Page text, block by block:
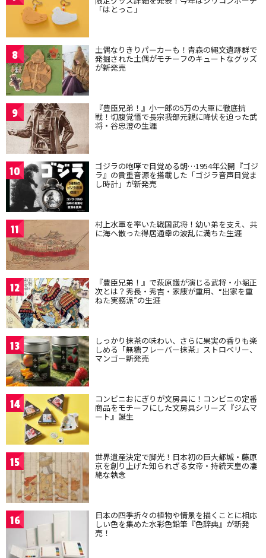
「はとっこ」
8 土偶なりきりパーカーも！青森の縄文遺跡群で
発掘された土偶がモチーフのキュートなグッズ
が新発売
9 『豊臣兄弟！』小一郎の5万の大軍に徹底抗
戦！切腹覚悟で長宗我部元親に降伏を迫った武
将・谷忠澄の生涯
10 ゴジラの咆哮で目覚める朝…1954年公開『ゴジ
ラ』の貴重音源を搭載した「ゴジラ音声目覚ま
し時計」が新発売
11 村上水軍を率いた戦国武将！幼い弟を支え、共
に海へ散った得居通幸の波乱に満ちた生涯
12 『豊臣兄弟！』で萩原護が演じる武将・小堀正
次とは？秀長・秀吉・家康が重用、“出家を重
ねた実務派”の生涯
13 しっかり抹茶の味わい、さらに果実の香りも楽
しめる「無糖フレーバー抹茶」ストロベリー、
マンゴー新発売
14 コンビニおにぎりが文房具に！コンビニの定番
商品をモチーフにした文房具シリーズ『ジムマ
ート』誕生
15 世界遺産決定で脚光！日本初の巨大都城・藤原
京を創り上げた知られざる女帝・持統天皇の凄
絶な執念
16 日本の四季折々の植物や情景を描くことに相応
しい色を集めた水彩色鉛筆『色辞典』が新発
売！